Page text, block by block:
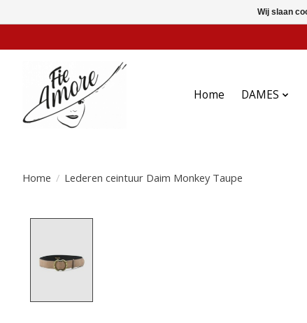
Home DAMES
Home / Lederen ceintuur Daim Monkey Taupe
Wij slaan